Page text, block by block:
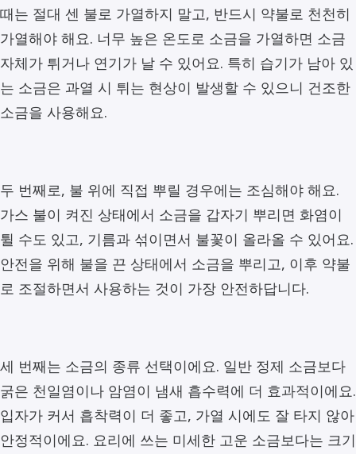
때는 절대 센 불로 가열하지 말고, 반드시 약불로 천천히
가열해야 해요. 너무 높은 온도로 소금을 가열하면 소금
자체가 튀거나 연기가 날 수 있어요. 특히 습기가 남아 있
는 소금은 과열 시 튀는 현상이 발생할 수 있으니 건조한
소금을 사용해요.
두 번째로, 불 위에 직접 뿌릴 경우에는 조심해야 해요.
가스 불이 켜진 상태에서 소금을 갑자기 뿌리면 화염이
튈 수도 있고, 기름과 섞이면서 불꽃이 올라올 수 있어요.
안전을 위해 불을 끈 상태에서 소금을 뿌리고, 이후 약불
로 조절하면서 사용하는 것이 가장 안전하답니다.
세 번째는 소금의 종류 선택이에요. 일반 정제 소금보다
굵은 천일염이나 암염이 냄새 흡수력에 더 효과적이에요.
입자가 커서 흡착력이 더 좋고, 가열 시에도 잘 타지 않아
안정적이에요. 요리에 쓰는 미세한 고운 소금보다는 크기